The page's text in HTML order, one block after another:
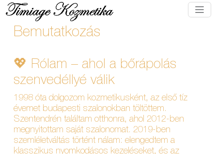
Bemutatkozás
💖 Rólam – ahol a bőrápolás
szenvedéllyé válik
1998 óta dolgozom kozmetikusként, az első tíz
évemet budapesti szalonokban töltöttem.
Szentendrén találtam otthonra, ahol 2012-ben
megnyitottam saját szalonomat. 2019-ben
szemléletváltás történt nálam: elengedtem a
klasszikus nyomkodásos kezeléseket, és az